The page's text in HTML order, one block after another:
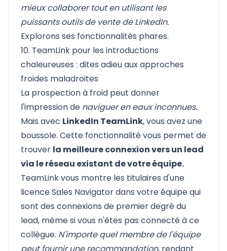
mieux collaborer tout en utilisant les
puissants outils de vente de LinkedIn.
Explorons ses fonctionnalités phares.
10. TeamLink pour les introductions
chaleureuses : dites adieu aux approches
froides maladroites
La prospection à froid peut donner
l'impression de naviguer en eaux inconnues.
Mais avec LinkedIn TeamLink, vous avez une
boussole. Cette fonctionnalité vous permet de
trouver la meilleure connexion vers un lead
via le réseau existant de votre équipe.
TeamLink vous montre les titulaires d'une
licence Sales Navigator dans votre équipe qui
sont des connexions de premier degré du
lead, même si vous n'êtes pas connecté à ce
collègue. N'importe quel membre de l'équipe